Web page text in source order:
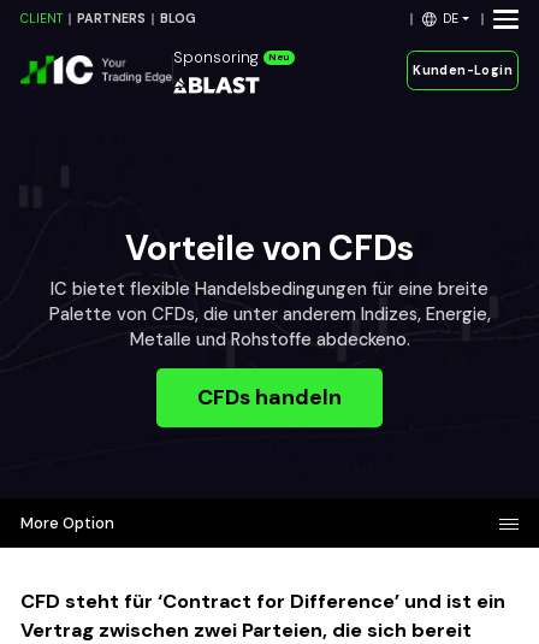
CLIENT PARTNERS BLOG DE
Sponsoring Neu
Kunden-Login
Vorteile von CFDs
IC bietet flexible Handelsbedingungen für eine breite
Palette von CFDs, die unter anderem Indizes, Energie,
Metalle und Rohstoffe abdeckeno.
CFDs handeln
More Option
CFD steht für ‘Contract for Difference’ und ist ein
Vertrag zwischen zwei Parteien, die sich bereit